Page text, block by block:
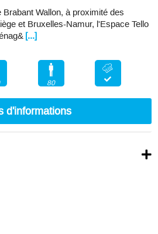
Wallon, à proximité des
et Bruxelles-Namur, l'Espace Tello
[...]
80
d'informations